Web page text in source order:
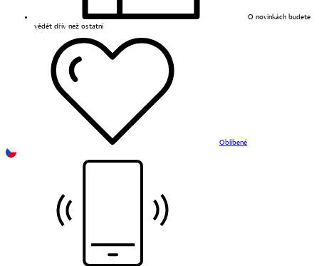
O novinkách budete
vědět dřív než ostatní
Oblíbené